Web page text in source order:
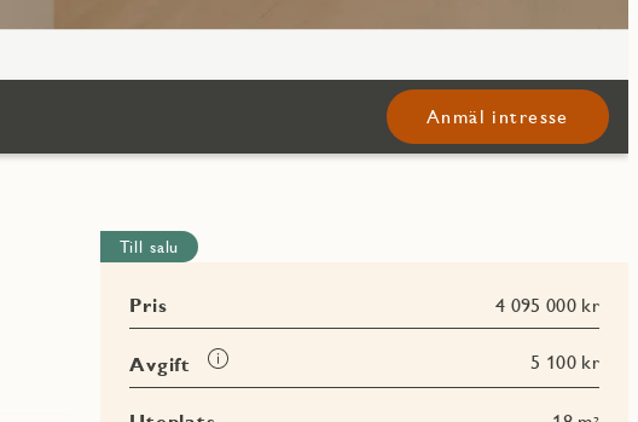
Anmäl intresse
Till salu
Pris 4 095 000 kr
Avgift
Läs
mer
5 100 kr